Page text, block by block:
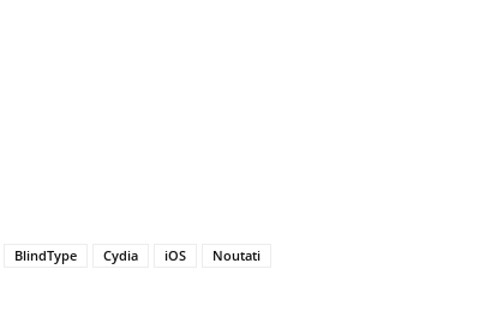
BlindType Cydia iOS Noutati